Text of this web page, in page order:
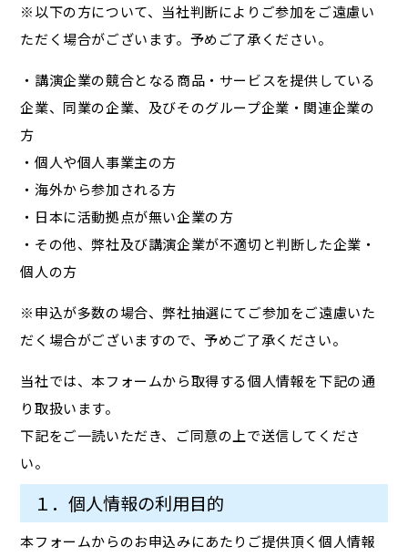
※以下の方について、当社判断によりご参加をご遠慮い
ただく場合がございます。予めご了承ください。
・講演企業の競合となる商品・サービスを提供している
企業、同業の企業、及びそのグループ企業・関連企業の
方
・個人や個人事業主の方
・海外から参加される方
・日本に活動拠点が無い企業の方
・その他、弊社及び講演企業が不適切と判断した企業・
個人の方
※申込が多数の場合、弊社抽選にてご参加をご遠慮いた
だく場合がございますので、予めご了承ください。
当社では、本フォームから取得する個人情報を下記の通
り取扱います。
下記をご一読いただき、ご同意の上で送信してくださ
い。
１．個人情報の利用目的
本フォームからのお申込みにあたりご提供頂く個人情報